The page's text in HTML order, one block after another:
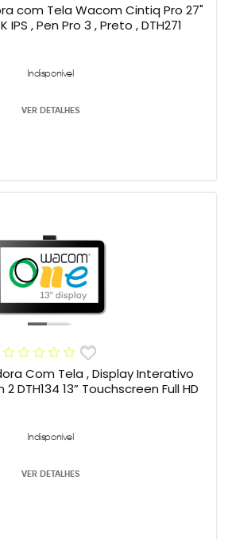
com Tela Wacom Cintiq Pro 27"
IPS , Pen Pro 3 , Preto , DTH271
Indisponível
VER DETALHES
Com Tela , Display Interativo
DTH134 13” Touchscreen Full HD
Indisponível
VER DETALHES